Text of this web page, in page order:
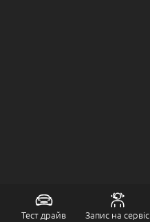
Тест драйв Запис на сервіс